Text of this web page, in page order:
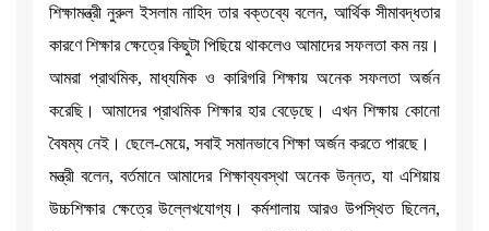
শিক্ষামন্ত্রী নুরুল ইসলাম নাহিদ তার বক্তব্যে বলেন, আর্থিক সীমাবদ্ধতার
কারণে শিক্ষার ক্ষেত্রে কিছুটা পিছিয়ে থাকলেও আমাদের সফলতা কম নয়।
আমরা প্রাথমিক, মাধ্যমিক ও কারিগরি শিক্ষায় অনেক সফলতা অর্জন
করেছি। আমাদের প্রাথমিক শিক্ষার হার বেড়েছে। এখন শিক্ষায় কোনো
বৈষম্য নেই। ছেলে-মেয়ে, সবাই সমানভাবে শিক্ষা অর্জন করতে পারছে।
মন্ত্রী বলেন, বর্তমানে আমাদের শিক্ষাব্যবস্থা অনেক উন্নত, যা এশিয়ায়
উচ্চশিক্ষার ক্ষেত্রে উল্লেখযোগ্য। কর্মশালায় আরও উপস্থিত ছিলেন,